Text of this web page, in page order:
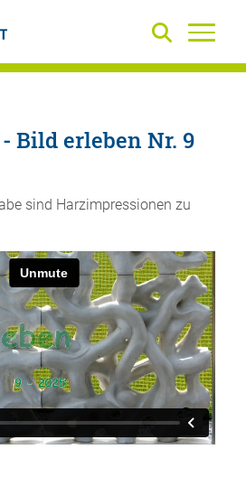
Bild erleben Nr. 9
sind Harzimpressionen zu